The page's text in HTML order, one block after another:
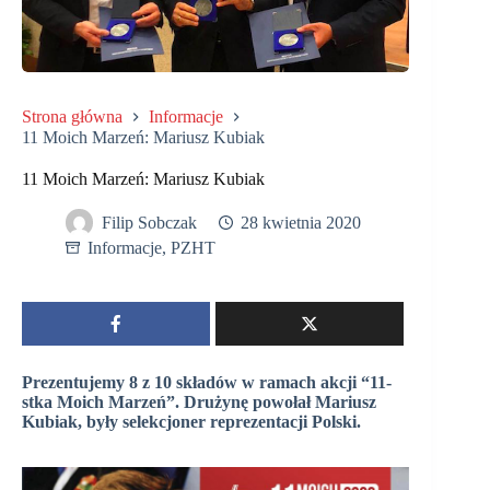
Strona główna
Informacje
11 Moich Marzeń: Mariusz Kubiak
11 Moich Marzeń: Mariusz Kubiak
Filip Sobczak
28 kwietnia 2020
Informacje, PZHT
Prezentujemy 8 z 10 składów w ramach akcji “11-
stka Moich Marzeń”. Drużynę powołał Mariusz
Kubiak, były selekcjoner reprezentacji Polski.